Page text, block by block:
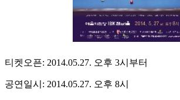
티켓오픈: 2014.05.27. 오후 3시부터
공연일시: 2014.05.27. 오후 8시